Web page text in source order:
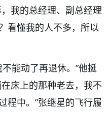
我的总经理、副总经理
看懂我的人不多，所以
能动了再退休。”他挺
床上的那种老去，我不
程中。”张继星的飞行履